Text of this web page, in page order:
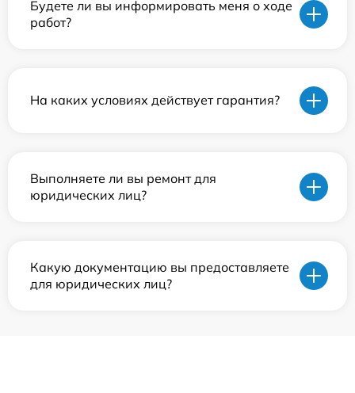
Будете ли вы информировать меня о ходе
работ?
На каких условиях действует гарантия?
Выполняете ли вы ремонт для
юридических лиц?
Какую документацию вы предоставляете
для юридических лиц?